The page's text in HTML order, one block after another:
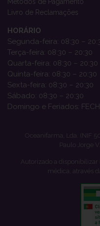
Métodos de Pagamento
Livro de Reclamações
HORÁRIO
Segunda-feira: 08:30 –
Terça-feira: 08:30 – 20:30
Quarta-feira: 08:30 – 20:30
Quinta-feira: 08:30 – 20:30
Sexta-feira: 08:30 – 20:30
Sábado: 08:30 – 20:30
Domingo e Feriados:
Oceanifarma, Lda. (NIF
Paulo Jorge
Autorizado a disponibilizar
médica, através